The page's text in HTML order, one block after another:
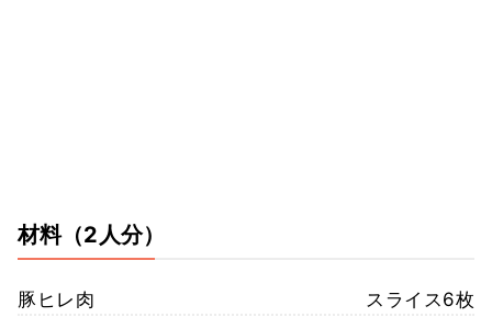
材料（2人分）
豚ヒレ肉
スライス6枚